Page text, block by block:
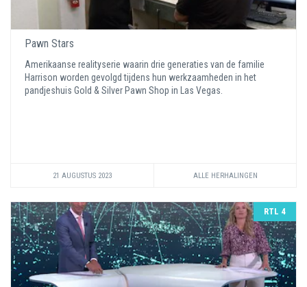
Pawn Stars
Amerikaanse realityserie waarin drie generaties van de familie
Harrison worden gevolgd tijdens hun werkzaamheden in het
pandjeshuis Gold & Silver Pawn Shop in Las Vegas.
21 AUGUSTUS 2023 ALLE HERHALINGEN
RTL 4